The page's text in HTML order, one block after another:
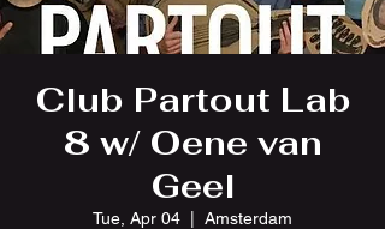
Club Partout Lab
8 w/ Oene van
Geel
Tue, Apr 04 Amsterdam